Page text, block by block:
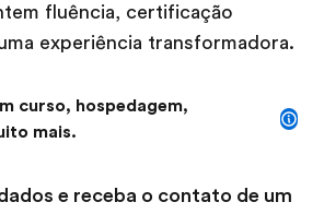
fluência, certificação
experiência transformadora.
curso, hospedagem,
mais.
e receba o contato de um